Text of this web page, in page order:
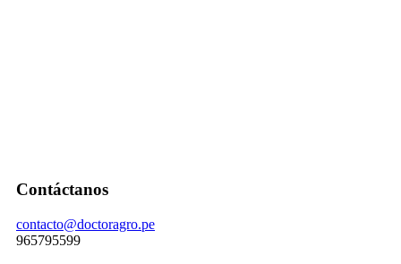
Contáctanos
contacto@doctoragro.pe
965795599